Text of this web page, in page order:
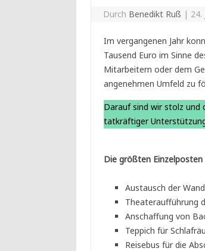
Durch Benedikt Ruß | 24.
Im vergangenen Jahr
Tausend Euro im Sinne
Mitarbeitern oder dem
angenehmen Umfeld zu
Darauf sind wir stolz und
tatkräftiger
Die größten Einzelposten
Austausch der
Theateraufführung
Anschaffung von
Teppich für
Reisebus für die